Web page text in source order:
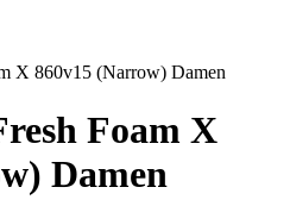
X 860v15 (Narrow) Damen
Foam X
Damen